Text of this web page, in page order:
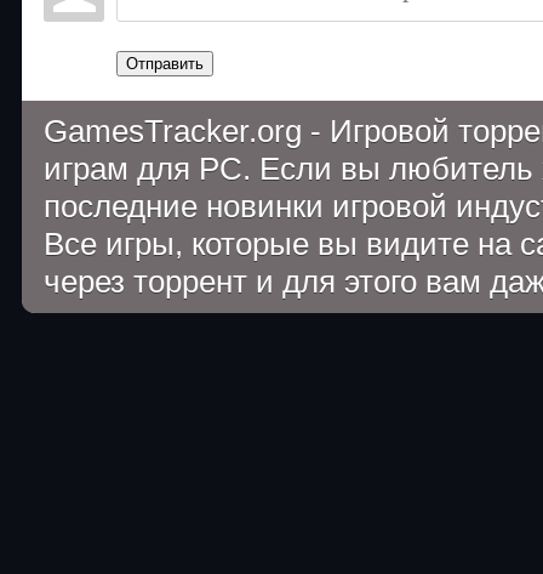
Отправить
GamesTracker.org - Игровой
играм для PC. Если вы
последние новинки игровой
Все игры, которые вы видите на
через торрент и для этого вам